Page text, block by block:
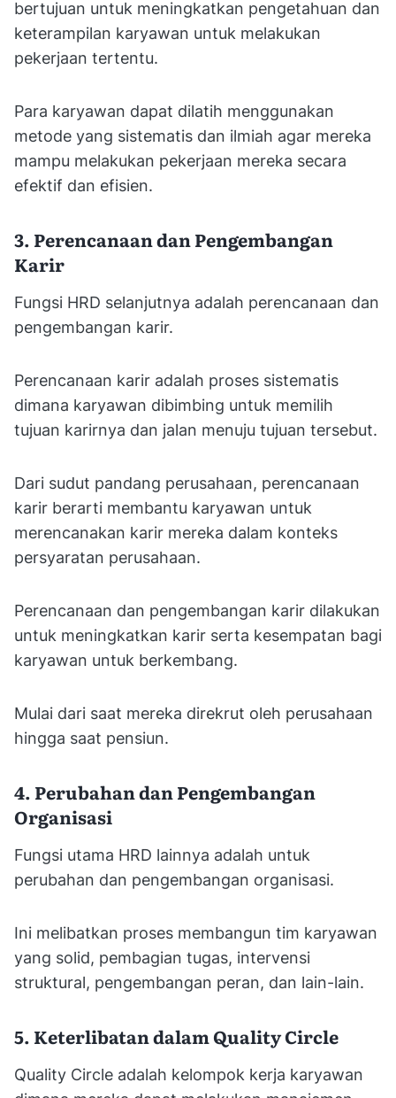
bertujuan untuk meningkatkan pengetahuan dan
keterampilan karyawan untuk melakukan
pekerjaan tertentu.
Para karyawan dapat dilatih menggunakan
metode yang sistematis dan ilmiah agar mereka
mampu melakukan pekerjaan mereka secara
efektif dan efisien.
3. Perencanaan dan Pengembangan
Karir
Fungsi HRD selanjutnya adalah perencanaan dan
pengembangan karir.
Perencanaan karir adalah proses sistematis
dimana karyawan dibimbing untuk memilih
tujuan karirnya dan jalan menuju tujuan tersebut.
Dari sudut pandang perusahaan, perencanaan
karir berarti membantu karyawan untuk
merencanakan karir mereka dalam konteks
persyaratan perusahaan.
Perencanaan dan pengembangan karir dilakukan
untuk meningkatkan karir serta kesempatan bagi
karyawan untuk berkembang.
Mulai dari saat mereka direkrut oleh perusahaan
hingga saat pensiun.
4. Perubahan dan Pengembangan
Organisasi
Fungsi utama HRD lainnya adalah untuk
perubahan dan pengembangan organisasi.
Ini melibatkan proses membangun tim karyawan
yang solid, pembagian tugas, intervensi
struktural, pengembangan peran, dan lain-lain.
5. Keterlibatan dalam Quality Circle
Quality Circle adalah kelompok kerja karyawan